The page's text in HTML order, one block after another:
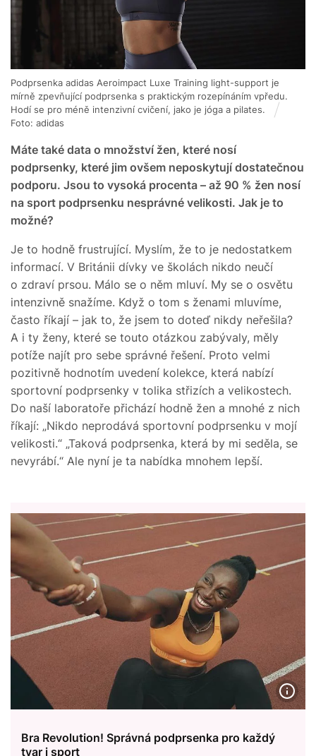
Podprsenka adidas Aeroimpact Luxe Training light-support je
mírně zpevňující podprsenka s praktickým rozepínáním vpředu.
Hodí se pro méně intenzivní cvičení, jako je jóga a pilates.
Foto: adidas
Máte také data o množství žen, které nosí
podprsenky, které jim ovšem neposkytují dostatečnou
podporu. Jsou to vysoká procenta – až 90 % žen nosí
na sport podprsenku nesprávné velikosti. Jak je to
možné?
Je to hodně frustrující. Myslím, že to je nedostatkem
informací. V Británii dívky ve školách nikdo neučí
o zdraví prsou. Málo se o něm mluví. My se o osvětu
intenzivně snažíme. Když o tom s ženami mluvíme,
často říkají – jak to, že jsem to doteď nikdy neřešila?
A i ty ženy, které se touto otázkou zabývaly, měly
potíže najít pro sebe správné řešení. Proto velmi
pozitivně hodnotím uvedení kolekce, která nabízí
sportovní podprsenky v tolika střizích a velikostech.
Do naší laboratoře přichází hodně žen a mnohé z nich
říkají: „Nikdo neprodává sportovní podprsenku v mojí
velikosti.“ „Taková podprsenka, která by mi seděla, se
nevyrábí.“ Ale nyní je ta nabídka mnohem lepší.
Bra Revolution! Správná podprsenka pro každý
tvar i sport